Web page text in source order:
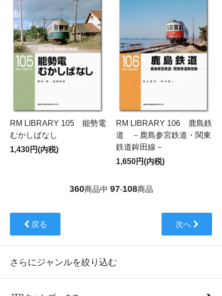
RM LIBRARY 105 能勢電
むかしばなし
1,430円(内税)
RM LIBRARY 106 鹿島鉄
道 －鹿島参宮鉄道・関東
鉄道鉾田線－
1,650円(内税)
360商品中 97-108商品
戻る 次へ
さらにジャンルを絞り込む